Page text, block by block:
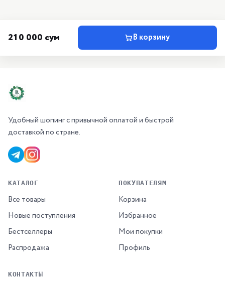
210 000 сум В корзину
Удобный шопинг с привычной оплатой и быстрой
доставкой по стране.
КАТАЛОГ
Все товары
Новые поступления
Бестселлеры
Распродажа
ПОКУПАТЕЛЯМ
Корзина
Избранное
Мои покупки
Профиль
КОНТАКТЫ